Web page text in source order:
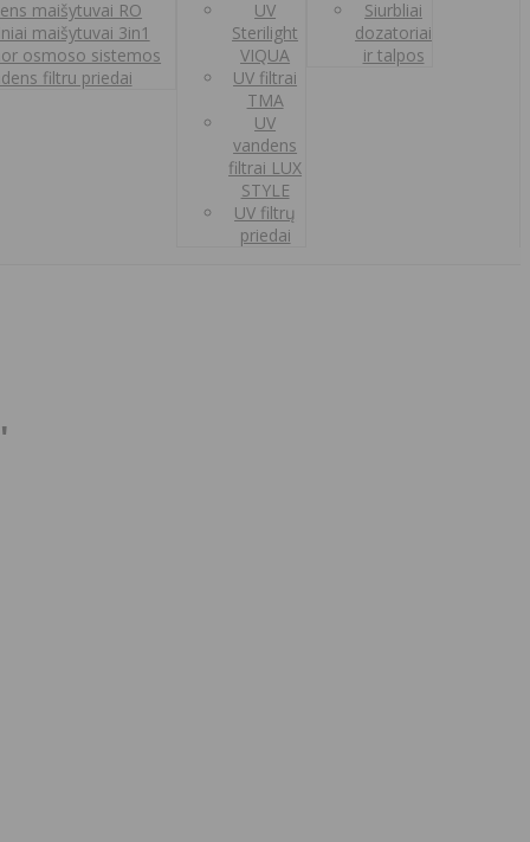
maišytuvai RO
maišytuvai 3in1
osmoso sistemos
filtru priedai
UV
Sterilight
VIQUA
UV filtrai
TMA
UV
vandens
filtrai LUX
STYLE
UV filtrų
priedai
Siurbliai
dozatoriai
ir talpos